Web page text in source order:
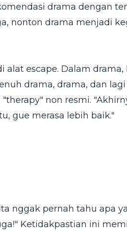
drama dengan
nonton drama menjadi
alat escape. Dalam
drama, drama, dan lagi
non resmi.
gue merasa lebih baik."
nggak pernah tahu apa
Ketidakpastian ini